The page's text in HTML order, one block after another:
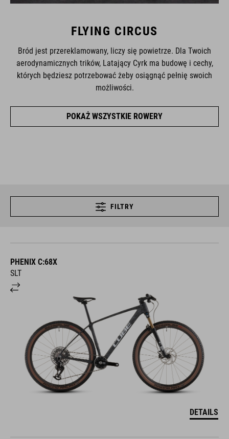
FLYING CIRCUS
Bród jest przereklamowany, liczy się powietrze. Dla Twoich
aerodynamicznych trików, Latający Cyrk ma budowę i cechy,
których będziesz potrzebować żeby osiągnąć pełnię swoich
możliwości.
POKAŻ WSZYSTKIE ROWERY
FILTRY
PHENIX C:68X
SLT
DETAILS